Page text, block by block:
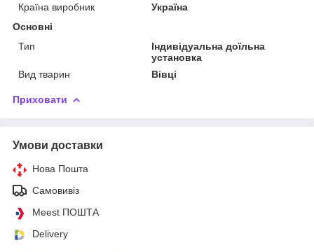
Країна виробник
Україна
Основні
Тип
Індивідуальна доїльна
установка
Вид тварин
Вівці
Приховати
Умови доставки
Нова Пошта
Самовивіз
Meest ПОШТА
Delivery